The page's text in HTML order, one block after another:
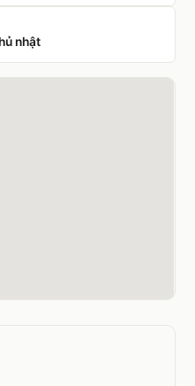
nhật